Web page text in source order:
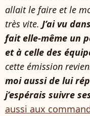
allait le faire et le
très vite. J’ai vu
fait elle-même un
et à celle des
cette émission
moi aussi de lui
j’espérais suivre
aussi aux